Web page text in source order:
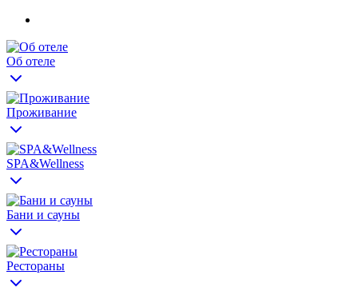
Об отеле
Проживание
SPA&Wellness
Бани и сауны
Рестораны